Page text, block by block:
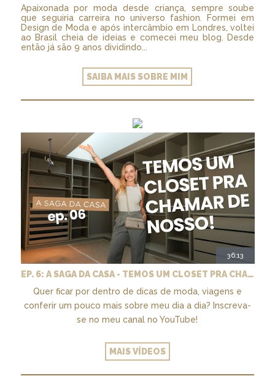
Apaixonada por moda desde criança, sempre soube
que seguiria carreira no universo fashion. Formei em
Design de Moda e após intercâmbio em Londres, voltei
ao Brasil cheia de ideias e comecei meu blog. Desde
então já são 9 anos dividindo...
SAIBA MAIS SOBRE MIM
36:13
EP. 6: A SAGA DA CASA - TEMOS UM CLOSET PRA CHAMAR DE NOSSO + MARCENARIA E PAISAGISMO
Quer ficar por dentro de dicas de moda, viagens e
conferir um pouco mais sobre meu dia a dia? Inscreva-
se no meu canal no YouTube!
MAIS VÍDEOS